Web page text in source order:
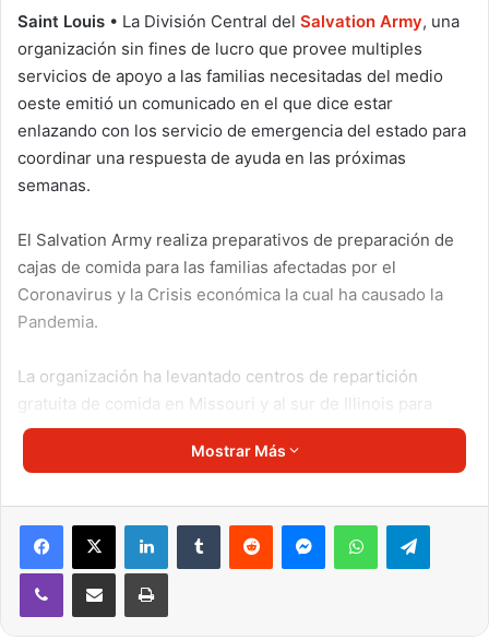
Saint Louis • La División Central del Salvation Army, una
organización sin fines de lucro que provee multiples
servicios de apoyo a las familias necesitadas del medio
oeste emitió un comunicado en el que dice estar
enlazando con los servicio de emergencia del estado para
coordinar una respuesta de ayuda en las próximas
semanas.
El Salvation Army realiza preparativos de preparación de
cajas de comida para las familias afectadas por el
Coronavirus y la Crisis económica la cual ha causado la
Pandemia.
La organización ha levantado centros de repartición
gratuita de comida en Missouri y al sur de Illinois para
distribuir viveres a las familias que se sientan impactadas
por falta de comida durante estos momentos dificiles.
Mostrar Más
LinkedInTumblr Reddit MessengerWhatsApp
Viber Compartir por correo electrónicoImprimir